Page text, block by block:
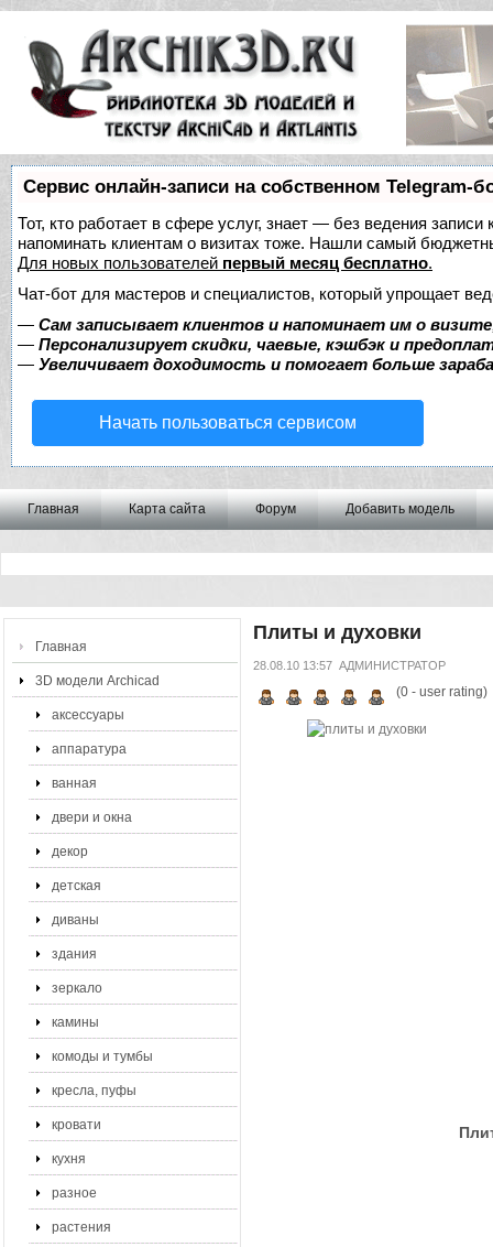
Сервис онлайн-записи на собственном Telegram-
Тот, кто работает в сфере услуг, знает — без ведения
напоминать клиентам о визитах тоже. Нашли самый
Для новых пользователей первый месяц бесплатно.
Чат-бот для мастеров и специалистов, который упрощает
— Сам записывает клиентов и напоминает им о
— Персонализирует скидки, чаевые, кэшбэк и
— Увеличивает доходимость и помогает больше
Начать пользоваться сервисом
Главная Карта сайта Форум Добавить модель
Главная
3D модели Archicad
аксессуары
аппаратура
ванная
двери и окна
декор
детская
диваны
здания
зеркало
камины
комоды и тумбы
кресла, пуфы
кровати
кухня
разное
растения
Плиты и духовки
28.08.10 13:57 АДМИНИСТРАТОР
(0- user rating)